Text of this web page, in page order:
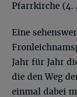
Pfarrkirche (4.
Eine
Jahr für Jahr
die den Weg
einmal dabei